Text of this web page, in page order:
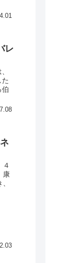
レ
伯
４
康